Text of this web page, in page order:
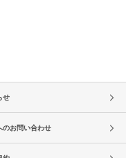
せ
のお問い合わせ